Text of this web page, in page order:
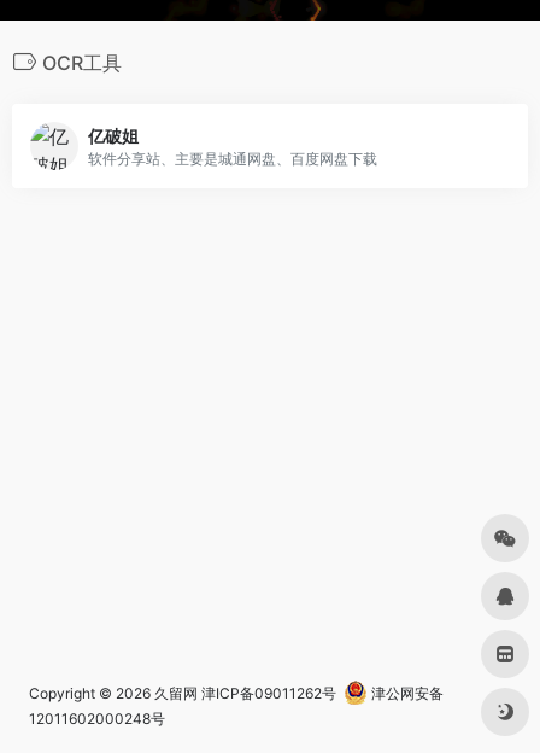
OCR工具
亿破姐
软件分享站、主要是城通网盘、百度网盘下载
Copyright © 2026 久留网 津ICP备09011262号
津公网安备
12011602000248号